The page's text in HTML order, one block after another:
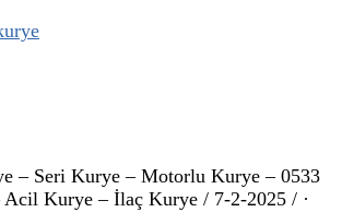
– Seri Kurye – Motorlu Kurye – 0533
Acil Kurye – İlaç Kurye / 7-2-2025 / ·